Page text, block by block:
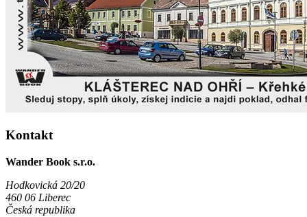
Kontakt
Wander Book s.r.o.
Hodkovická 20/20
460 06 Liberec
Česká republika